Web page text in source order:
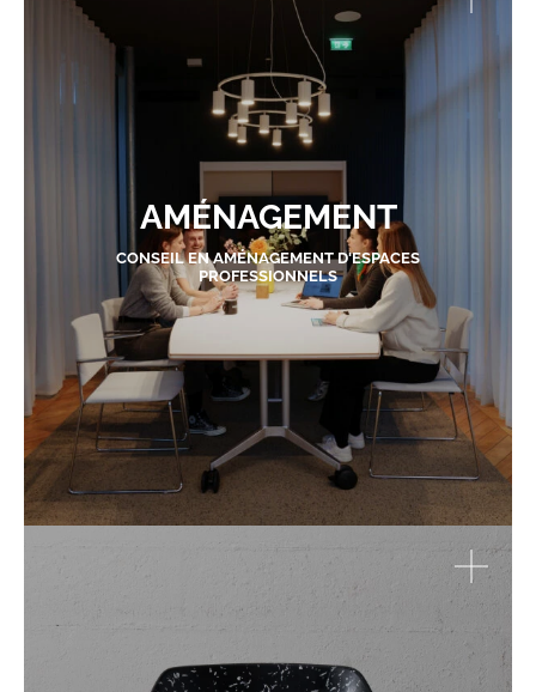
AMÉNAGEMENT
CONSEIL EN AMÉNAGEMENT D'ESPACES
PROFESSIONNELS